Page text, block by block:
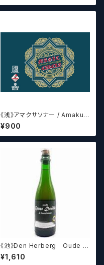
《浅》アマクサソナー / Amakus
a sonar MAGIC CIRCLE 【ク
ラフトビールシザーズ】
¥900
《池》Den Herberg Oude G
euze Deville a L'acienne
デンヘルベルグ
¥1,610